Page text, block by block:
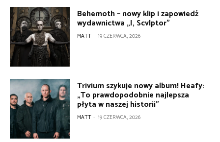
Behemoth – nowy klip i zapowiedź
wydawnictwa „I, Scvlptor”
MATT - 19 CZERWCA, 2026
Trivium szykuje nowy album! Heafy:
„To prawdopodobnie najlepsza
płyta w naszej historii”
MATT - 19 CZERWCA, 2026